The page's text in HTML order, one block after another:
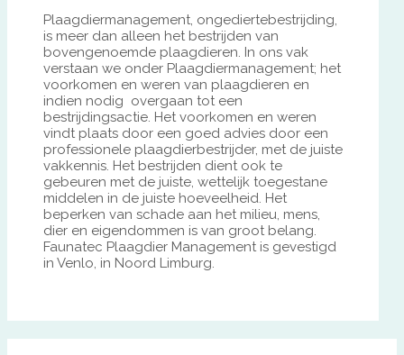
Plaagdiermanagement, ongediertebestrijding,
is meer dan alleen het bestrijden van
bovengenoemde plaagdieren. In ons vak
verstaan we onder Plaagdiermanagement; het
voorkomen en weren van plaagdieren en
indien nodig overgaan tot een
bestrijdingsactie. Het voorkomen en weren
vindt plaats door een goed advies door een
professionele plaagdierbestrijder, met de juiste
vakkennis. Het bestrijden dient ook te
gebeuren met de juiste, wettelijk toegestane
middelen in de juiste hoeveelheid. Het
beperken van schade aan het milieu, mens,
dier en eigendommen is van groot belang.
Faunatec Plaagdier Management is gevestigd
in Venlo, in Noord Limburg.